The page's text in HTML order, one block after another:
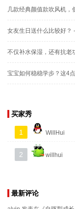
几款经典颜值款吹风机，
女友生日送什么比较好？
不仅补水保湿，还有抗老
宝宝如何稳稳学步？这4
买家秀
1 WillHui
2 willhui
最新评论